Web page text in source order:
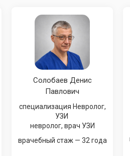
Солобаев Денис
Павлович
специализация Невролог,
УЗИ
невролог, врач УЗИ
врачебный стаж — 32 года